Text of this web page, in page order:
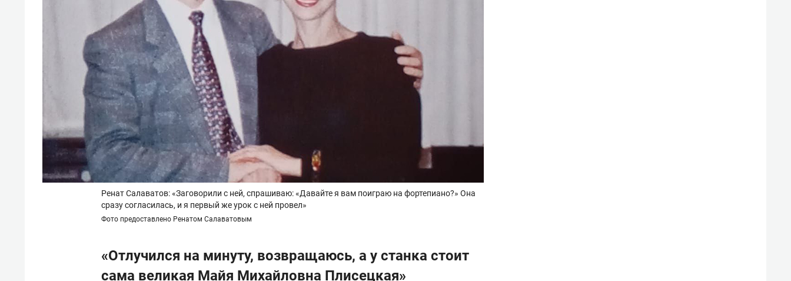
Ренат Салаватов: «Заговорили с ней, спрашиваю: «Давайте я вам поиграю на фортепиано?» Она
сразу согласилась, и я первый же урок с ней провел»
Фото предоставлено Ренатом Салаватовым
«Отлучился на минуту, возвращаюсь, а у станка стоит
сама великая Майя Михайловна Плисецкая»